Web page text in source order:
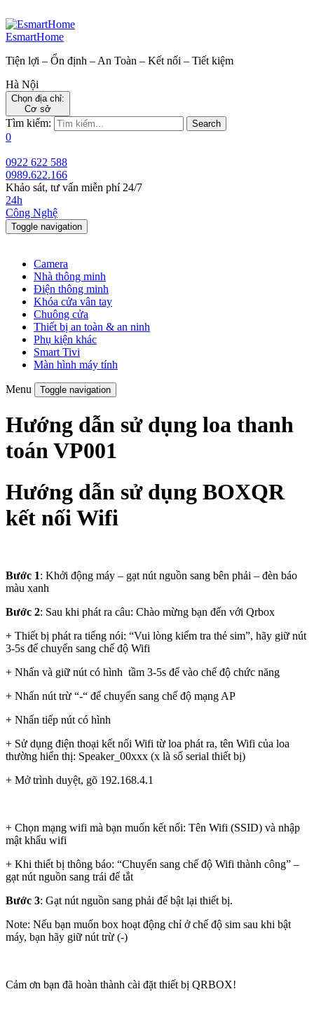
EsmartHome
Tiện lợi – Ổn định – An Toàn – Kết nối – Tiết kiệm
Hà Nội
Chọn địa chỉ:
Cơ sở
Tìm kiếm: Search
0
0922 622 588
0989.622.166
Khảo sát, tư vấn miễn phí 24/7
24h
Công Nghệ
Toggle navigation
Camera
Nhà thông minh
Điện thông minh
Khóa cửa vân tay
Chuông cửa
Thiết bị an toàn & an ninh
Phụ kiện khác
Smart Tivi
Màn hình máy tính
Menu Toggle navigation
Hướng dẫn sử dụng loa thanh
toán VP001
Hướng dẫn sử dụng BOXQR
kết nối Wifi
Bước 1: Khởi động máy – gạt nút nguồn sang bên phải – đèn báo
màu xanh
Bước 2: Sau khi phát ra câu: Chào mừng bạn đến với Qrbox
+ Thiết bị phát ra tiếng nói: “Vui lòng kiểm tra thẻ sim”, hãy giữ nút
3-5s để chuyển sang chế độ Wifi
+ Nhấn và giữ nút có hình tầm 3-5s để vào chế độ chức năng
+ Nhấn nút trừ “-“ để chuyển sang chế độ mạng AP
+ Nhấn tiếp nút có hình
+ Sử dụng điện thoại kết nối Wifi từ loa phát ra, tên Wifi của loa
thường hiển thị: Speaker_00xxx (x là số serial thiết bị)
+ Mở trình duyệt, gõ 192.168.4.1
+ Chọn mạng wifi mà bạn muốn kết nối: Tên Wifi (SSID) và nhập
mật khẩu wifi
+ Khi thiết bị thông báo: “Chuyển sang chế độ Wifi thành công” –
gạt nút nguồn sang trái để tắt
Bước 3: Gạt nút nguồn sang phải để bật lại thiết bị.
Note: Nếu bạn muốn box hoạt động chỉ ở chế độ sim sau khi bật
máy, bạn hãy giữ nút trừ (-)
Cảm ơn bạn đã hoàn thành cài đặt thiết bị QRBOX!